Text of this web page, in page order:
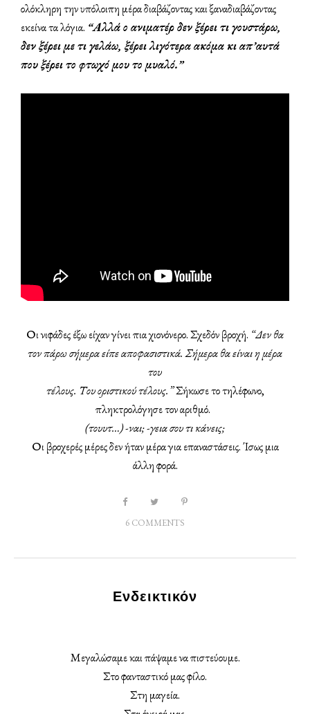
ολόκληρη την υπόλοιπη μέρα διαβάζοντας και ξαναδιαβάζοντας
εκείνα τα λόγια. “Αλλά ο ανιματέρ δεν ξέρει τι γουστάρω,
δεν ξέρει με τι γελάω, ξέρει λιγότερα ακόμα κι απ’αυτά
που ξέρει το φτωχό μου το μυαλό.”
Οι νιφάδες έξω είχαν γίνει πια χιονόνερο. Σχεδόν βροχή. “Δεν θα
τον πάρω σήμερα είπε αποφασιστικά. Σήμερα θα είναι η μέρα
του
τέλους. Του οριστικού τέλους.”Σήκωσε το τηλέφωνο,
πληκτρολόγησε τον αριθμό.
(τουυτ…)-ναι; -γεια σου τι κάνεις;
Οι βροχερές μέρες δεν ήταν μέρα για επαναστάσεις. Ίσως μια
άλλη φορά.
6 COMMENTS
Ενδεικτικόν
Μεγαλώσαμε και πάψαμε να πιστεύουμε.
Στο φανταστικό μας φίλο.
Στη μαγεία.